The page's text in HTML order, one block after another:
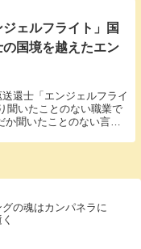
ジェルフライト」国
の国境を越えたエン
還士「エンジェルフライ
聞いたことのない職業で
聞いたことのない言葉
の魂はカンパネラに